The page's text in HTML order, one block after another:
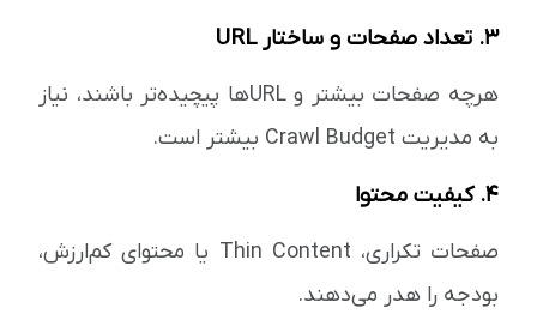
۳. تعداد صفحات و ساختار URL
هرچه صفحات بیشتر و URLها پیچیده‌تر باشند، نیاز
به مدیریت Crawl Budget بیشتر است.
۴. کیفیت محتوا
صفحات تکراری، Thin Content یا محتوای کم‌ارزش،
بودجه را هدر می‌دهند.